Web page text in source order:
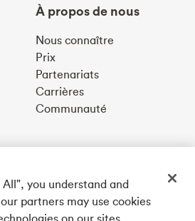
À propos de nous
Nous connaître
Prix
Partenariats
Carrières
Communauté
appliyou understand and
partners may use cookies
on our sites.